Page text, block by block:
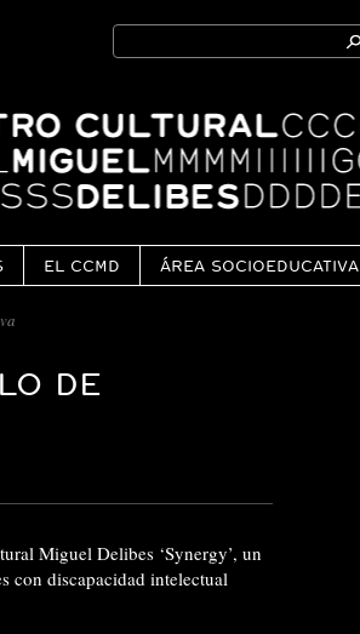
Search
for:
EL CCMD ÁREA SOCIOEDUCATIVA
DE
Miguel Delibes ‘Synergy’, un
con discapacidad intelectual